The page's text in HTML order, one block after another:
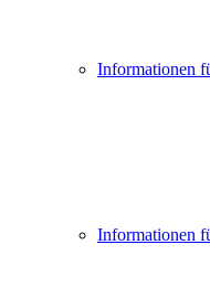
Informationen
Informationen